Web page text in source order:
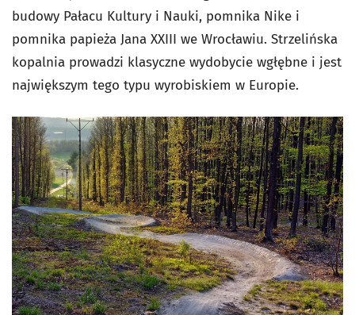
budowy Pałacu Kultury i Nauki, pomnika Nike i
pomnika papieża Jana XXIII we Wrocławiu. Strzelińska
kopalnia prowadzi klasyczne wydobycie wgłębne i jest
największym tego typu wyrobiskiem w Europie.